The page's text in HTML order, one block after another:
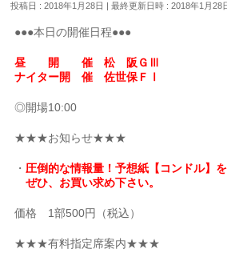
投稿日 : 2018年1月28日 最終更新日時 : 2018年1月28
●●●本日の開催日程●●●
昼 開 催 松 阪ＧⅢ
ナイター開 催 佐世保ＦⅠ
◎開場10:00
★★★お知らせ★★★
・ 圧倒的な情報量！予想紙【コンドル】
ぜひ、お買い求め下さい。
価格 1部500円（税込）
★★★有料指定席案内★★★